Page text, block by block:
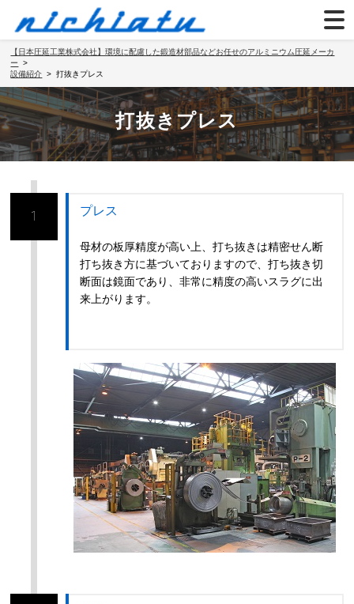
【日本圧延工業株式会社】環境に配慮した鍛造材部品などお任せのアルミニウム圧延メーカ
ー
設備紹介
打抜きプレス
打抜きプレス
1 プレス
母材の板厚精度が高い上、打ち抜きは精密せん断
打ち抜き方に基づいておりますので、打ち抜き切
断面は鏡面であり、非常に精度の高いスラグに出
来上がります。